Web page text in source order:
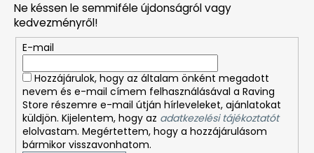
Ne késsen le semmiféle újdonságról vagy
kedvezményről!
E-mail
Hozzájárulok, hogy az általam önként megadott
nevem és e-mail címem felhasználásával a Raving
Store részemre e-mail útján hírleveleket, ajánlatokat
küldjön. Kijelentem, hogy az adatkezelési tájékoztatót
elolvastam. Megértettem, hogy a hozzájárulásom
bármikor visszavonhatom.